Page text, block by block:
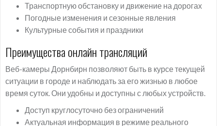
Транспортную обстановку и движение на дорогах
Погодные изменения и сезонные явления
Культурные события и праздники
Преимущества онлайн трансляций
Веб-камеры Дорнбирн позволяют быть в курсе текущей
ситуации в городе и наблюдать за его жизнью в любое
время суток. Они удобны и доступны с любых устройств.
Доступ круглосуточно без ограничений
Актуальная информация в режиме реального